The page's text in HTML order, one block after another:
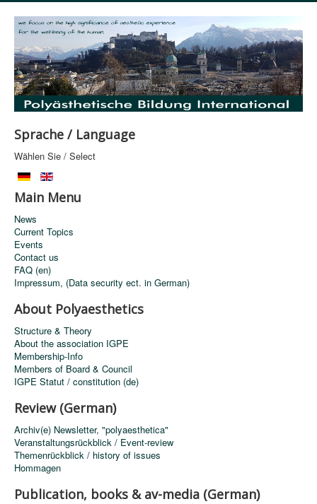
Sprache / Language
Wählen Sie / Select
Main Menu
News
Current Topics
Events
Contact us
FAQ (en)
Impressum, (Data security ect. in German)
About Polyaesthetics
Structure & Theory
About the association IGPE
Membership-Info
Members of Board & Council
IGPE Statut / constitution (de)
Review (German)
Archiv(e) Newsletter, "polyaesthetica"
Veranstaltungsrückblick / Event-review
Themenrückblick / history of issues
Hommagen
Publication, books & av-media (German)